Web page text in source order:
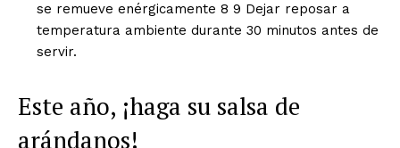
se remueve enérgicamente 8 9 Dejar reposar a
temperatura ambiente durante 30 minutos antes de
servir.
Este año, ¡haga su salsa de
arándanos!